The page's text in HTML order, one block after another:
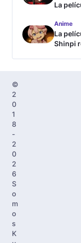
La
Anime
La
Shinpi
©
2
0
1
8
-
2
0
2
6
S
o
m
o
s
K